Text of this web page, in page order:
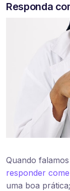
Responda
Quando
responder
uma boa